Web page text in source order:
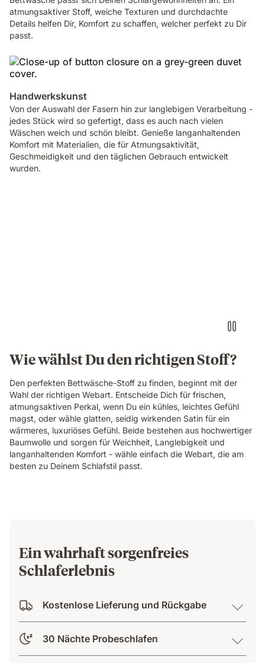
atmungsaktiver Stoff, weiche Texturen und durchdachte
Details helfen Dir, Komfort zu schaffen, welcher perfekt zu Dir
passt.
Handwerkskunst
Von der Auswahl der Fasern hin zur langlebigen Verarbeitung -
jedes Stück wird so gefertigt, dass es auch nach vielen
Wäschen weich und schön bleibt. Genieße langanhaltenden
Komfort mit Materialien, die für Atmungsaktivität,
Geschmeidigkeit und den täglichen Gebrauch entwickelt
wurden.
Wie wählst Du den richtigen Stoff?
Den perfekten Bettwäsche-Stoff zu finden, beginnt mit der
Wahl der richtigen Webart. Entscheide Dich für frischen,
atmungsaktiven Perkal, wenn Du ein kühles, leichtes Gefühl
magst, oder wähle glatten, seidig wirkenden Satin für ein
wärmeres, luxuriöses Gefühl. Beide bestehen aus hochwertiger
Baumwolle und sorgen für Weichheit, Langlebigkeit und
langanhaltenden Komfort - wähle einfach die Webart, die am
besten zu Deinem Schlafstil passt.
Ein wahrhaft sorgenfreies
Schlaferlebnis
Kostenlose Lieferung und Rückgabe
30 Nächte Probeschlafen